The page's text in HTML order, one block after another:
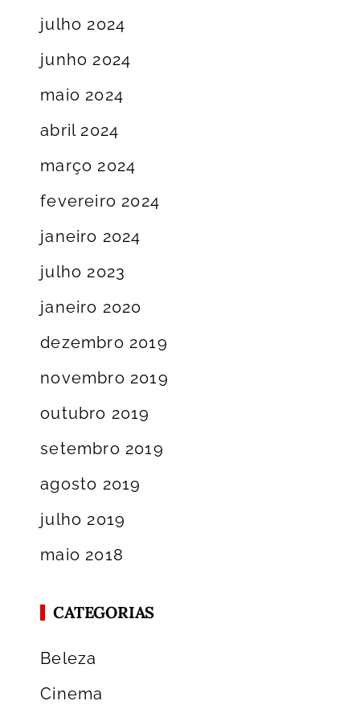
julho 2024
junho 2024
maio 2024
abril 2024
março 2024
fevereiro 2024
janeiro 2024
julho 2023
janeiro 2020
dezembro 2019
novembro 2019
outubro 2019
setembro 2019
agosto 2019
julho 2019
maio 2018
CATEGORIAS
Beleza
Cinema